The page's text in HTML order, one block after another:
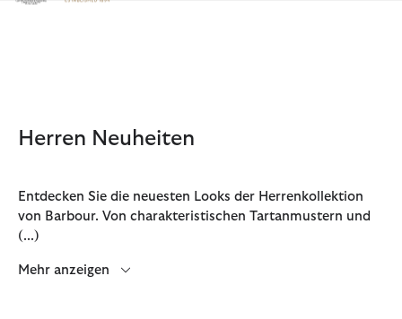
Klicken Sie hier, um unsere Barrierefreiheitserklärung
Herren Neuheiten
Entdecken Sie die neuesten Looks der Herrenkollektion
von Barbour. Von charakteristischen Tartanmustern und
(...)
Mehr anzeigen